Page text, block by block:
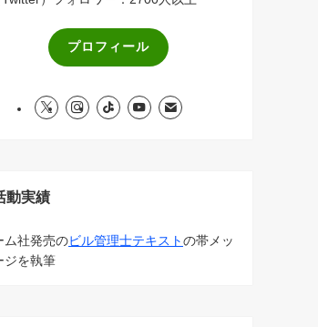
プロフィール
動実績
ム社発売のビル管理士テキストの帯メッ
ジを執筆